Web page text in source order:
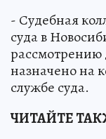
- Судебная
суда в
рассмотрению
назначено на
службе суда.
ЧИТАЙТЕ